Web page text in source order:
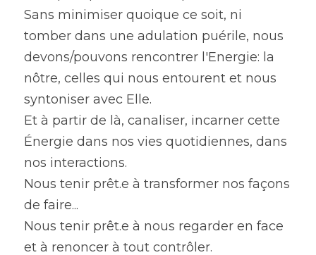
Sans minimiser quoique ce soit, ni
tomber dans une adulation puérile, nous
devons/pouvons rencontrer l'Energie: la
nôtre, celles qui nous entourent et nous
syntoniser avec Elle.
Et à partir de là, canaliser, incarner cette
Énergie dans nos vies quotidiennes, dans
nos interactions.
Nous tenir prêt.e à transformer nos façons
de faire...
Nous tenir prêt.e à nous regarder en face
et à renoncer à tout contrôler.